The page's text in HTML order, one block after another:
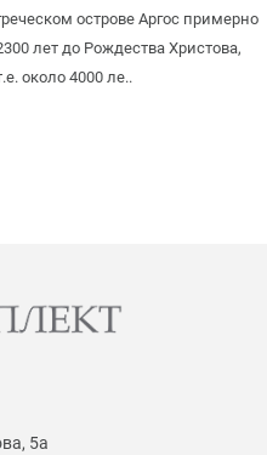
острове Аргос примерно
лет до Рождества Христова,
около 4000 ле..
5а